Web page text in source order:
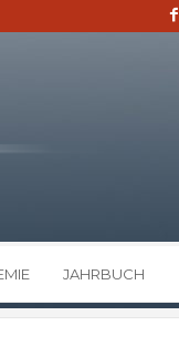
JAHRBUCH